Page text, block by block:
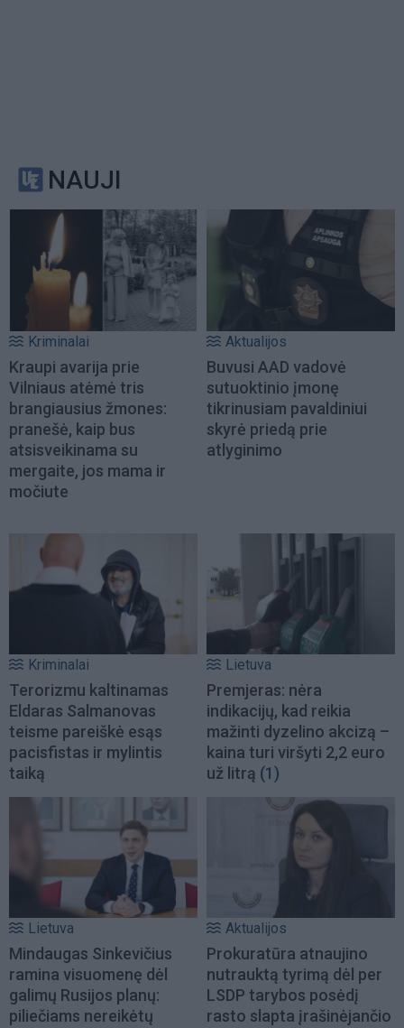
NAUJI
Kriminalai
Kraupi avarija prie
Vilniaus atėmė tris
brangiausius žmones:
pranešė, kaip bus
atsisveikinama su
mergaite, jos mama ir
močiute
Aktualijos
Buvusi AAD vadovė
sutuoktinio įmonę
tikrinusiam pavaldiniui
skyrė priedą prie
atlyginimo
Kriminalai
Terorizmu kaltinamas
Eldaras Salmanovas
teisme pareiškė esąs
pacisfistas ir mylintis
taiką
Lietuva
Premjeras: nėra
indikacijų, kad reikia
mažinti dyzelino akcizą –
kaina turi viršyti 2,2 euro
už litrą (1)
Lietuva
Mindaugas Sinkevičius
ramina visuomenę dėl
galimų Rusijos planų:
piliečiams nereikėtų
Aktualijos
Prokuratūra atnaujino
nutrauktą tyrimą dėl per
LSDP tarybos posėdį
rasto slapta įrašinėjančio